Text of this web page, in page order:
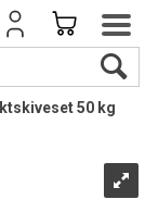
50 kg